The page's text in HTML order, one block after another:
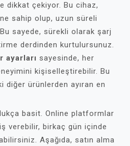
dikkat çekiyor. Bu cihaz,
sahip olup, uzun süreli
sayede, sürekli olarak şarj
derdinden kurtulursunuz.
sayesinde, her
kişiselleştirebilir. Bu
diğer ürünlerden ayıran en
basit. Online platformlar
verebilir, birkaç gün içinde
Aşağıda, satın alma